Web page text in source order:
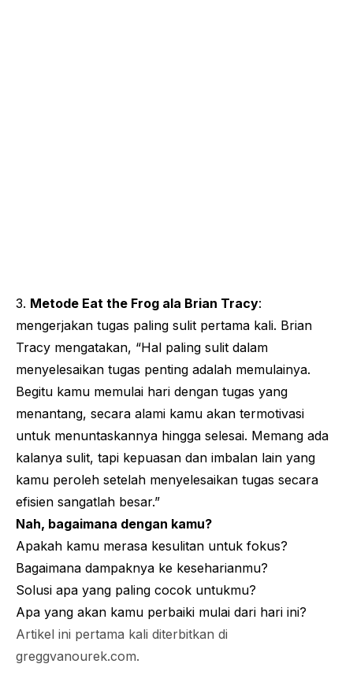
3. Metode Eat the Frog ala Brian Tracy:
mengerjakan tugas paling sulit pertama kali. Brian
Tracy mengatakan, “Hal paling sulit dalam
menyelesaikan tugas penting adalah memulainya.
Begitu kamu memulai hari dengan tugas yang
menantang, secara alami kamu akan termotivasi
untuk menuntaskannya hingga selesai. Memang ada
kalanya sulit, tapi kepuasan dan imbalan lain yang
kamu peroleh setelah menyelesaikan tugas secara
efisien sangatlah besar.”
Nah, bagaimana dengan kamu?
Apakah kamu merasa kesulitan untuk fokus?
Bagaimana dampaknya ke keseharianmu?
Solusi apa yang paling cocok untukmu?
Apa yang akan kamu perbaiki mulai dari hari ini?
Artikel ini pertama kali diterbitkan di
greggvanourek.com.